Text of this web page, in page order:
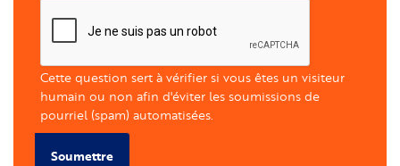
Cette question sert à vérifier si vous êtes un visiteur
humain ou non afin d'éviter les soumissions de
pourriel (spam) automatisées.
Soumettre